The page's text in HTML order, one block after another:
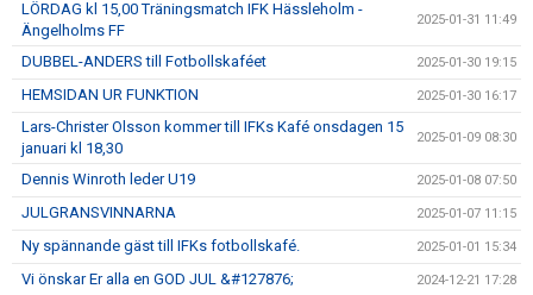
LÖRDAG kl 15,00 Träningsmatch IFK Hässleholm -
Ängelholms FF
2025-01-31 11:49
DUBBEL-ANDERS till Fotbollskaféet 2025-01-30 19:15
HEMSIDAN UR FUNKTION 2025-01-30 16:17
Lars-Christer Olsson kommer till IFKs Kafé onsdagen 15
januari kl 18,30
2025-01-09 08:30
Dennis Winroth leder U19 2025-01-08 07:50
JULGRANSVINNARNA 2025-01-07 11:15
Ny spännande gäst till IFKs fotbollskafé. 2025-01-01 15:34
Vi önskar Er alla en GOD JUL &#127876; 2024-12-21 17:28